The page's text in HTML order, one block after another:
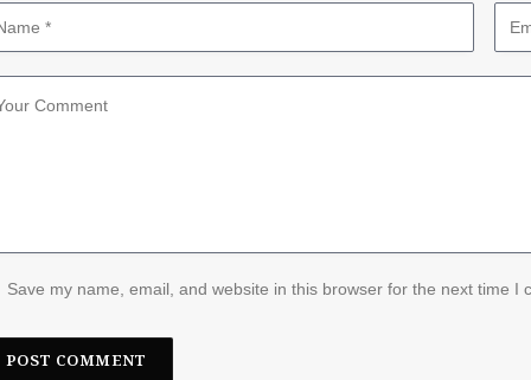
Save my name, email, and website in this browser for the next time I